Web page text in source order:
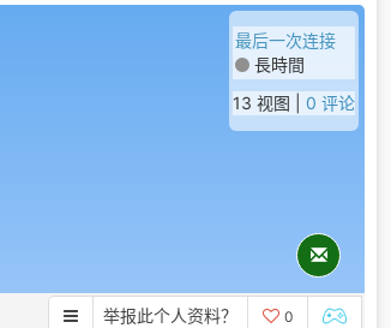
最后一次连接
長時間
13 视图 | 0 评论
举报此个人资料？ 0